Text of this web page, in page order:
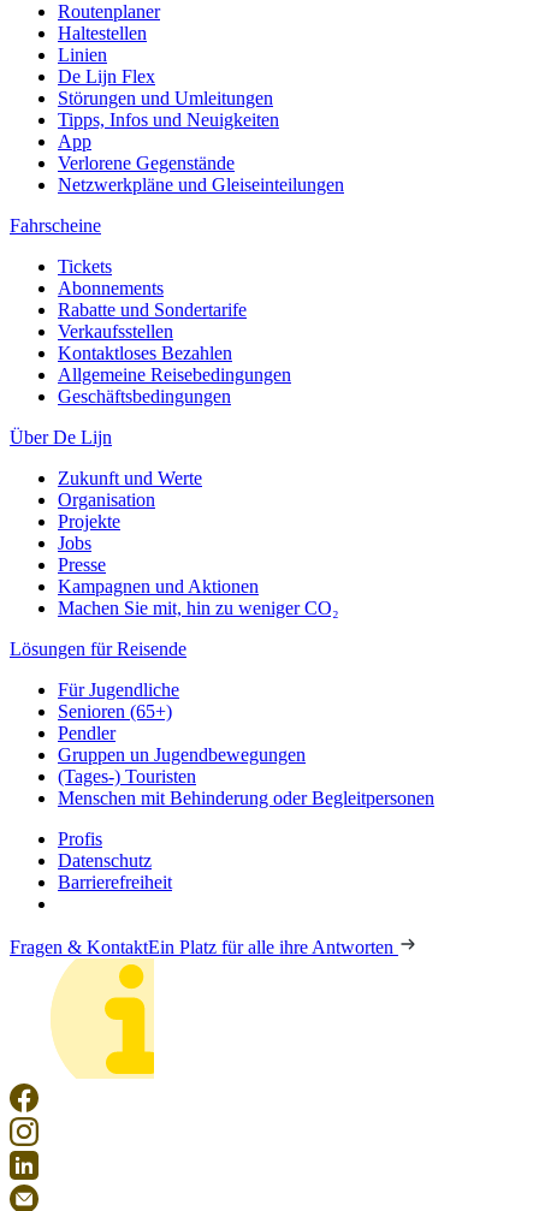
Routenplaner
Haltestellen
Linien
De Lijn Flex
Störungen und Umleitungen
Tipps, Infos und Neuigkeiten
App
Verlorene Gegenstände
Netzwerkpläne und Gleiseinteilungen
Fahrscheine
Tickets
Abonnements
Rabatte und Sondertarife
Verkaufsstellen
Kontaktloses Bezahlen
Allgemeine Reisebedingungen
Geschäftsbedingungen
Über De Lijn
Zukunft und Werte
Organisation
Projekte
Jobs
Presse
Kampagnen und Aktionen
Machen Sie mit, hin zu weniger CO₂
Lösungen für Reisende
Für Jugendliche
Senioren (65+)
Pendler
Gruppen un Jugendbewegungen
(Tages-) Touristen
Menschen mit Behinderung oder Begleitpersonen
Profis
Datenschutz
Barrierefreiheit
Fragen & KontaktEin Platz für alle ihre Antworten